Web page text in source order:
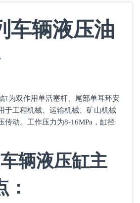
车辆液压油
为双作用单活塞杆、尾部单耳环安
于工程机械、运输机械、矿山机械
传动。工作压力为8-16MPa，缸径
辆液压缸主